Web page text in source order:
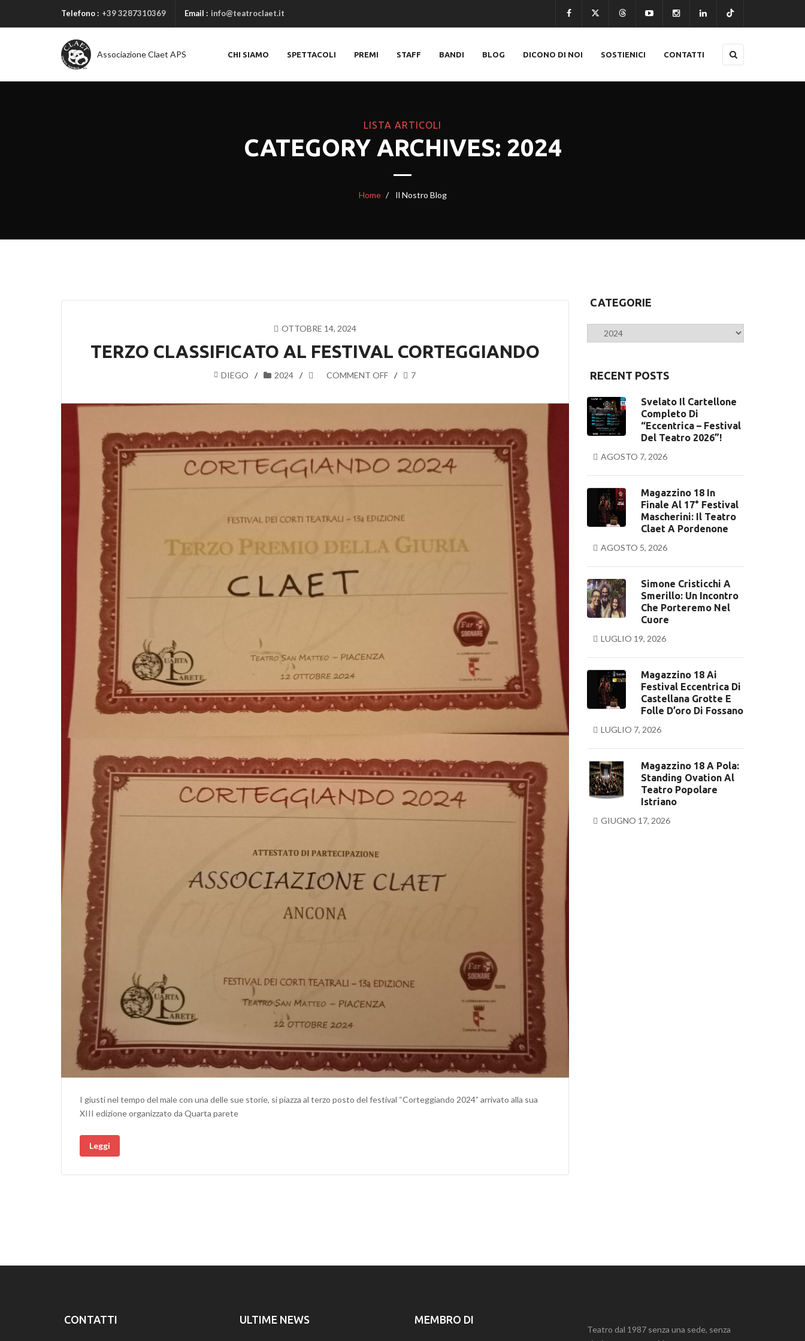
Telefono : +39 3287310369 Email : info@teatroclaet.it
Associazione Claet APS CHI SIAMO SPETTACOLI PREMI STAFF BANDI BLOG DICONO DI NOI SOSTIENICI CONTATTI
LISTA ARTICOLI
CATEGORY ARCHIVES: 2024
Home Il Nostro Blog
OTTOBRE 14, 2024
TERZO CLASSIFICATO AL FESTIVAL CORTEGGIANDO
DIEGO 2024 COMMENT OFF 7
I giusti nel tempo del male con una delle sue storie, si piazza al terzo posto del festival “Corteggiando 2024” arrivato alla sua
XIII edizione organizzato da Quarta parete
Leggi
CATEGORIE
Categorie
RECENT POSTS
Svelato Il Cartellone
Completo Di
“Eccentrica – Festival
Del Teatro 2026”!
AGOSTO 7, 2026
Magazzino 18 In
Finale Al 17° Festival
Mascherini: Il Teatro
Claet A Pordenone
AGOSTO 5, 2026
Simone Cristicchi A
Smerillo: Un Incontro
Che Porteremo Nel
Cuore
LUGLIO 19, 2026
Magazzino 18 Ai
Festival Eccentrica Di
Castellana Grotte E
Folle D’oro Di Fossano
LUGLIO 7, 2026
Magazzino 18 A Pola:
Standing Ovation Al
Teatro Popolare
Istriano
GIUGNO 17, 2026
CONTATTI ULTIME NEWS MEMBRO DI
Teatro dal 1987 senza una sede, senza